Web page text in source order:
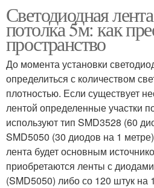
Светодиодная
потолка 5м: как
пространство
До момента установки
определиться с количеством
плотностью. Если существует
лентой определенные участки
используют тип SMD3528 (60
SMD5050 (30 диодов на 1
лента будет основным
приобретаются ленты с
(SMD5050) либо со 120 штук на